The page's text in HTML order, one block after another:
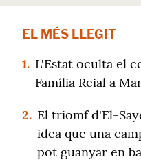
EL MÉS LLEGIT
1. L'Estat oculta el
Família Reial a
2. El triomf d'El-
idea que una
pot guanyar en